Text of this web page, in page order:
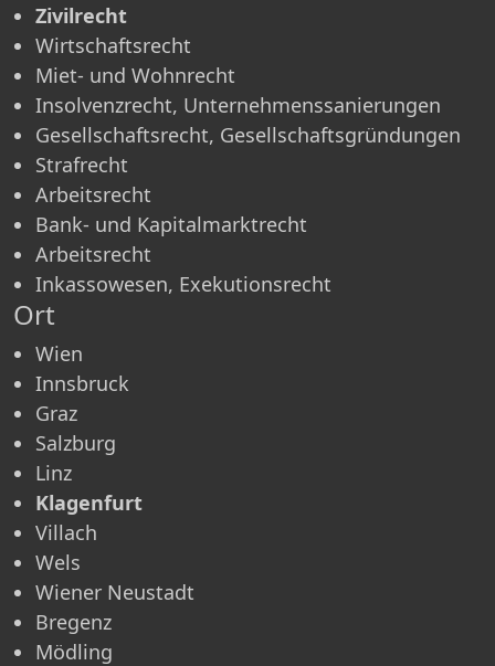
Zivilrecht
Wirtschaftsrecht
Miet- und Wohnrecht
Insolvenzrecht, Unternehmenssanierungen
Gesellschaftsrecht, Gesellschaftsgründungen
Strafrecht
Arbeitsrecht
Bank- und Kapitalmarktrecht
Arbeitsrecht
Inkassowesen, Exekutionsrecht
Ort
Wien
Innsbruck
Graz
Salzburg
Linz
Klagenfurt
Villach
Wels
Wiener Neustadt
Bregenz
Mödling